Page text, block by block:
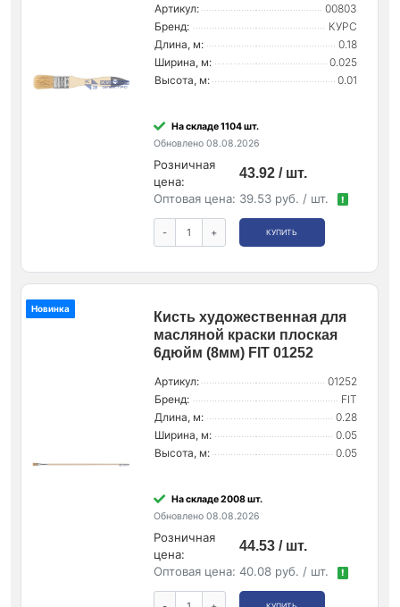
Артикул:
00803
Бренд:
КУРС
Длина, м:
0.18
Ширина, м:
0.025
Высота, м:
0.01
На складе 1104 шт.
Обновлено 08.08.2026
Розничная
цена:
43.92 / шт.
Оптовая цена: 39.53 руб. / шт. !
- + КУПИТЬ
Новинка
Кисть художественная для
масляной краски плоская
6дюйм (8мм) FIT 01252
Артикул:
01252
Бренд:
FIT
Длина, м:
0.28
Ширина, м:
0.05
Высота, м:
0.05
На складе 2008 шт.
Обновлено 08.08.2026
Розничная
цена:
44.53 / шт.
Оптовая цена: 40.08 руб. / шт. !